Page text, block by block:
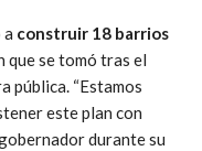
construir 18 barrios
que se tomó tras el
pública. “Estamos
este plan con
durante su